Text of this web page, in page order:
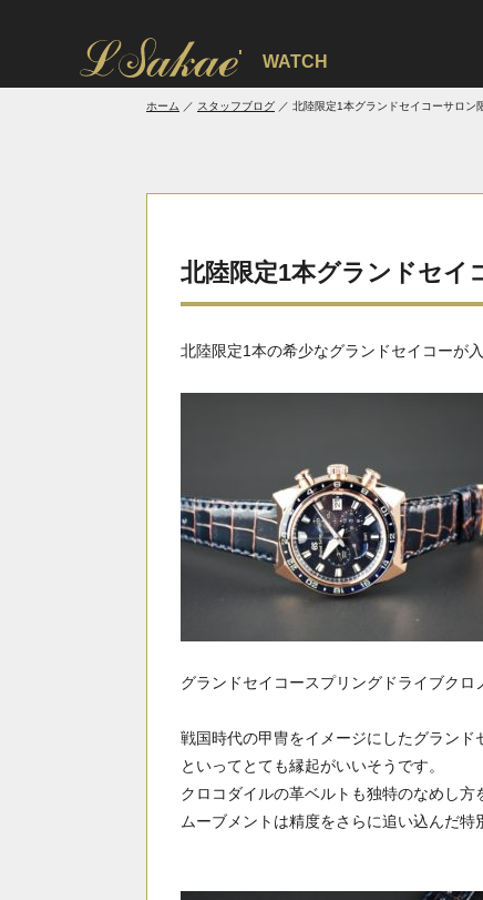
' WATCH
ホーム スタッフブログ 北陸限定1本グランドセイコーサロン
北陸限定1本グランドセイ
北陸限定1本の希少なグランドセイコーが入
グランドセイコースプリングドライブクロ
戦国時代の甲冑をイメージにしたグランド
といってとても縁起がいいそうです。
クロコダイルの革ベルトも独特のなめし方
ムーブメントは精度をさらに追い込んだ特